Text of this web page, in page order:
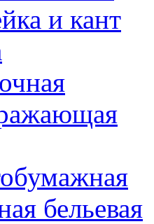
и кант
бельевая